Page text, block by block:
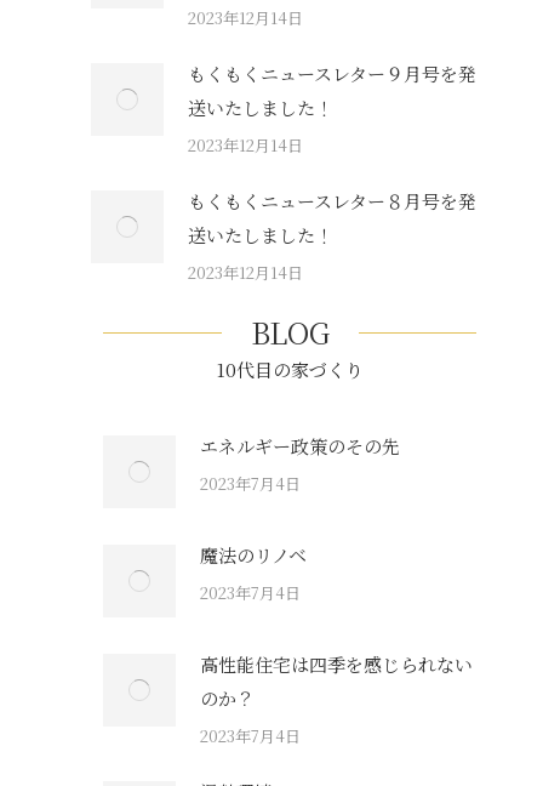
2023年12月14日
もくもくニュースレター９月号を発
送いたしました！
2023年12月14日
もくもくニュースレター８月号を発
送いたしました！
2023年12月14日
BLOG
10代目の家づくり
エネルギー政策のその先
2023年7月4日
魔法のリノベ
2023年7月4日
高性能住宅は四季を感じられない
のか？
2023年7月4日